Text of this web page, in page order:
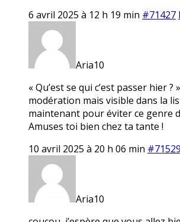
6 avril 2025 à 12 h 19 min #71427
Aria10
« Qu’est se qui c’est passer hier
modération mais visible dans la
maintenant pour éviter ce genre
Amuses toi bien chez ta tante !
10 avril 2025 à 20 h 06 min #71529
Aria10